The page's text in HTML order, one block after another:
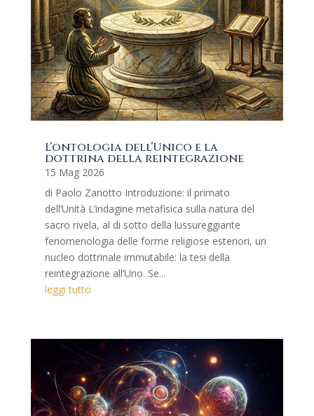
L’ontologia dell’Unico e la
dottrina della reintegrazione
15 Mag 2026
di Paolo Zanotto Introduzione: il primato
dell’Unità L’indagine metafisica sulla natura del
sacro rivela, al di sotto della lussureggiante
fenomenologia delle forme religiose esteriori, un
nucleo dottrinale immutabile: la tesi della
reintegrazione all’Uno. Se...
leggi tutto